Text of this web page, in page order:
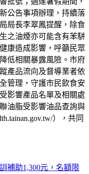
公告事項辦理，持續落
局長李翠鳳提醒，除食
之油煙亦可能含有苯駢
康造成影響，呼籲民眾
低相關暴露風險。市府
產品流向及督導業者依
管理，守護市民飲食安
影響產品名單及相關處
油脂受影響油品查詢與
），共同
補助1,300元，名額限